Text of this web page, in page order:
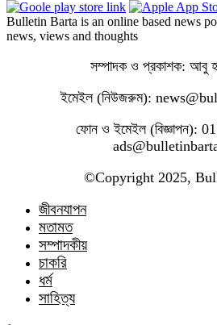
Bulletin Barta is an online based news
news, views and thoughts
সম্পাদক ও প্রকাশক: আবু
ইমেইল (নিউজরুম):
ফোন ও ইমেইল (বিজ্ঞাপন):
©️Copyright 2025,
জীবনযাপন
মতামত
সম্পাদকীয়
চাকরি
ধর্ম
সাহিত্য